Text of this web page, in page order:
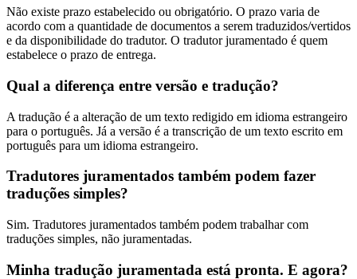
Não existe prazo estabelecido ou obrigatório. O prazo varia de
acordo com a quantidade de documentos a serem traduzidos/vertidos
e da disponibilidade do tradutor. O tradutor juramentado é quem
estabelece o prazo de entrega.
Qual a diferença entre versão e tradução?
A tradução é a alteração de um texto redigido em idioma estrangeiro
para o português. Já a versão é a transcrição de um texto escrito em
português para um idioma estrangeiro.
Tradutores juramentados também podem fazer
traduções simples?
Sim. Tradutores juramentados também podem trabalhar com
traduções simples, não juramentadas.
Minha tradução juramentada está pronta. E agora?